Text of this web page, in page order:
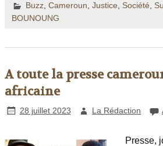
Buzz, Cameroun, Justice, Société,
BOUNOUNG
A toute la presse
africaine
28 juillet 2023 La Rédaction
Presse,